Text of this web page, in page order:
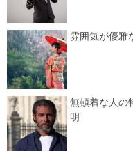
雰囲気が優雅
無頓着な人の
明